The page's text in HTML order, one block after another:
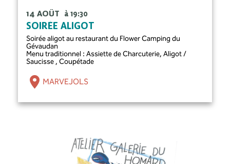
14 AOÛT à 19:30
SOIRÉE ALIGOT
Soirée aligot au restaurant du Flower Camping du
Gévaudan
Menu traditionnel : Assiette de Charcuterie, Aligot /
Saucisse , Coupétade
MARVEJOLS